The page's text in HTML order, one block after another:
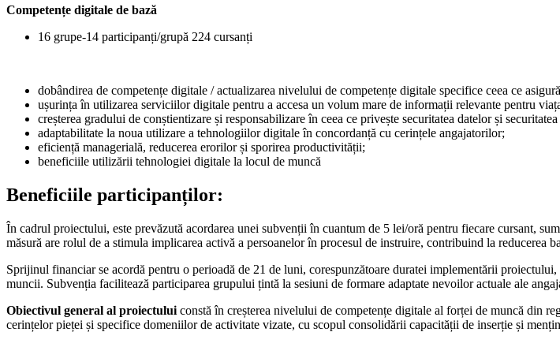
Competențe digitale de bază
16 grupe-14 participanți/grupă 224 cursanți
dobândirea de competențe digitale / actualizarea nivelului de competențe digitale specifice ceea ce
ușurința în utilizarea serviciilor digitale pentru a accesa un volum mare de informații relevante pentru
creșterea gradului de conștientizare și responsabilizare în ceea ce privește securitatea datelor și
adaptabilitate la noua utilizare a tehnologiilor digitale în concordanță cu cerințele angajatorilor;
eficiență managerială, reducerea erorilor și sporirea productivității;
beneficiile utilizării tehnologiei digitale la locul de muncă
Beneficiile participanților:
În cadrul proiectului, este prevăzută acordarea unei subvenții în cuantum de 5 lei/oră pentru fiecare cursant,
măsură are rolul de a stimula implicarea activă a persoanelor în procesul de instruire, contribuind la reducerea
Sprijinul financiar se acordă pentru o perioadă de 21 de luni, corespunzătoare duratei implementării
muncii. Subvenția facilitează participarea grupului țintă la sesiuni de formare adaptate nevoilor actuale ale
Obiectivul general al proiectului constă în creșterea nivelului de competențe digitale al forței de muncă din
cerințelor pieței și specifice domeniilor de activitate vizate, cu scopul consolidării capacității de inserție și